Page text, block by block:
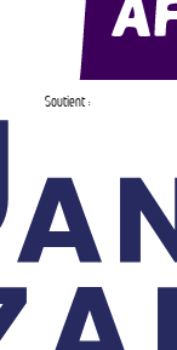
Soutient :